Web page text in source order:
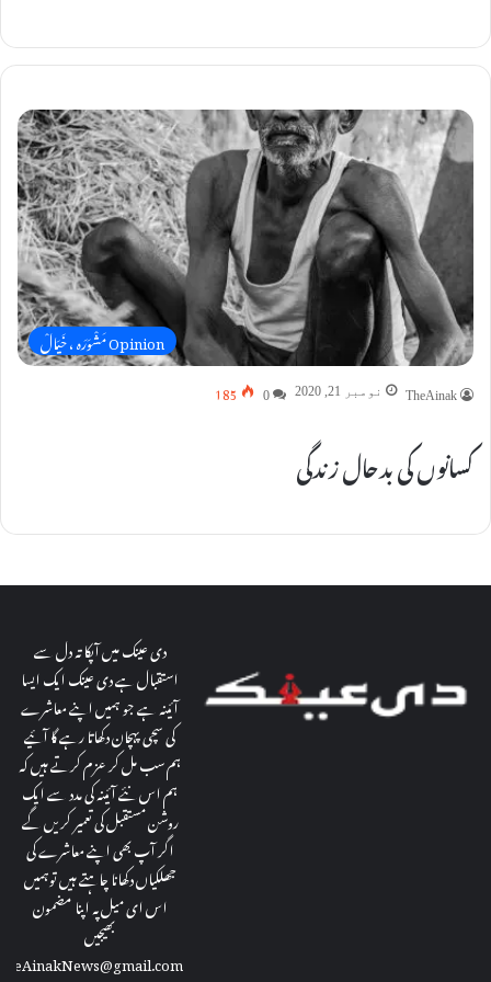
Opinion مَشْوَرَہ ، خَیَالْ
TheAinak نومبر 21, 2020 0
185
کسانوں کی بدحال زندگی
دی عینک میں آپکا تہ دل سے
استقبال ہے دی عینک ایک ایسا
آئینہ ہے جو ہمیں اپنے معاشرے
کی سچی پہچان دکھاتا رہے گا آئیے
ہم سب مل کر عزم کرتے ہیں کہ
ہم اس نئے آئینہ کی مدد سے ایک
روشن مستقبل کی تعمیر کریں گے
اگر آپ بھی اپنے معاشرے کی
جھلکیاں دکھانا چاہتے ہیں توہمیں
اس ای میل پہ اپنا مضمون
بھیجیں
theAinakNews@gmail.com